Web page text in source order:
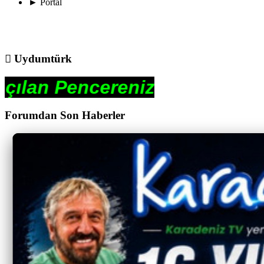
Uydumtürk
Forumdan Son Haberler